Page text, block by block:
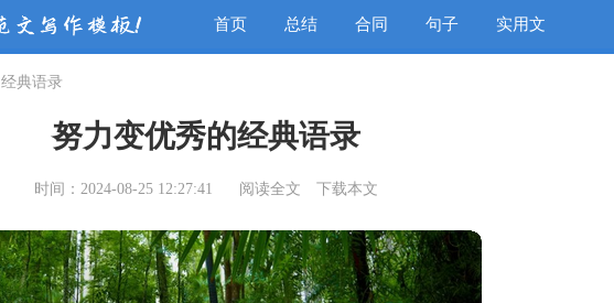
首页 总结 合同 句子 实用文
经典语录
努力变优秀的经典语录
时间：2024-08-25 12:27:41 阅读全文 下载本文